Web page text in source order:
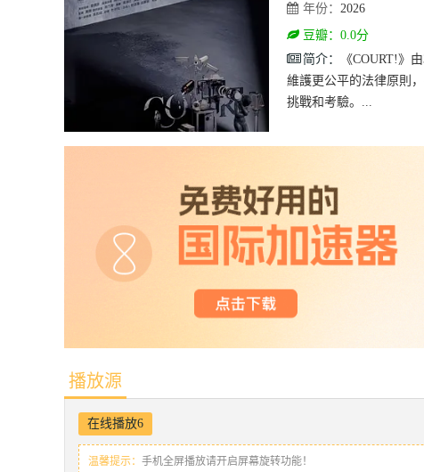
年份： 2026
豆瓣：0.0分
简介：
《COURT!》
維護更公平的法律原則
挑戰和考驗。...
播放源
在线播放6
温馨提示： 手机全屏播放请开启屏幕旋转功能！